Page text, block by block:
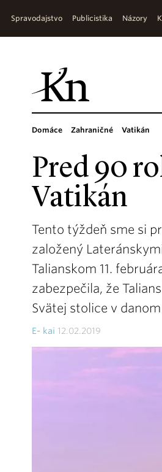
Spravodajstvo Publicistika Názory
Domáce Zahraničné Vatikán
Pred 90
Vatikán
Tento týždeň sme si
založený
Talianskom 11.
zabezpečila, že
Svätej stolice v
E- kai 12.02.2019